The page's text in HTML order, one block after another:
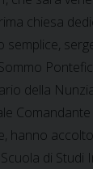
chiesa
della
hanno
di Studi